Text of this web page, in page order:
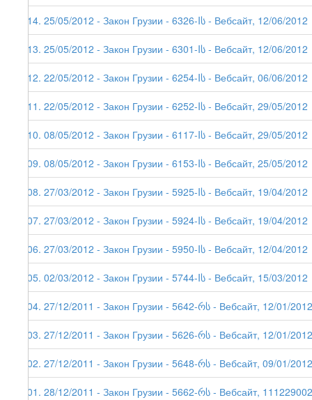
114. 25/05/2012 - Закон Грузии - 6326-Iს - Вебсайт, 12/06/2012
113. 25/05/2012 - Закон Грузии - 6301-Iს - Вебсайт, 12/06/2012
112. 22/05/2012 - Закон Грузии - 6254-Iს - Вебсайт, 06/06/2012
111. 22/05/2012 - Закон Грузии - 6252-Iს - Вебсайт, 29/05/2012
110. 08/05/2012 - Закон Грузии - 6117-Iს - Вебсайт, 29/05/2012
109. 08/05/2012 - Закон Грузии - 6153-Iს - Вебсайт, 25/05/2012
108. 27/03/2012 - Закон Грузии - 5925-Iს - Вебсайт, 19/04/2012
107. 27/03/2012 - Закон Грузии - 5924-Iს - Вебсайт, 19/04/2012
106. 27/03/2012 - Закон Грузии - 5950-Iს - Вебсайт, 12/04/2012
105. 02/03/2012 - Закон Грузии - 5744-Iს - Вебсайт, 15/03/2012
104. 27/12/2011 - Закон Грузии - 5642-რს - Вебсайт, 12/01/2012
103. 27/12/2011 - Закон Грузии - 5626-რს - Вебсайт, 12/01/2012
102. 27/12/2011 - Закон Грузии - 5648-რს - Вебсайт, 09/01/2012
101. 28/12/2011 - Закон Грузии - 5662-რს - Вебсайт,